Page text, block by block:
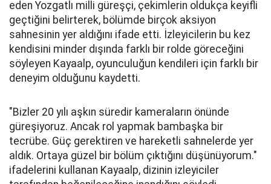
eden Yozgatlı milli güreşçi, çekimlerin oldukça keyifli
geçtiğini belirterek, bölümde birçok aksiyon
sahnesinin yer aldığını ifade etti. İzleyicilerin bu kez
kendisini minder dışında farklı bir rolde göreceğini
söyleyen Kayaalp, oyunculuğun kendileri için farklı bir
deneyim olduğunu kaydetti.
"Bizler 20 yılı aşkın süredir kameraların önünde
güreşiyoruz. Ancak rol yapmak bambaşka bir
tecrübe. Güç gerektiren ve hareketli sahnelerde yer
aldık. Ortaya güzel bir bölüm çıktığını düşünüyorum."
ifadelerini kullanan Kayaalp, dizinin izleyiciler